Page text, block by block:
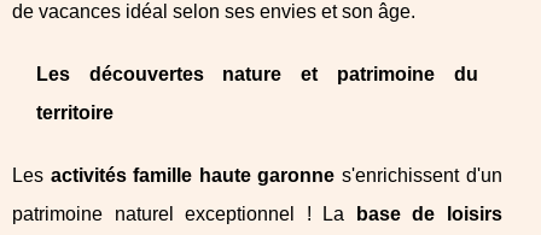
de vacances idéal selon ses envies et son âge.
Les découvertes nature et patrimoine du
territoire
Les activités famille haute garonne s'enrichissent d'un
patrimoine naturel exceptionnel ! La
base de loisirs